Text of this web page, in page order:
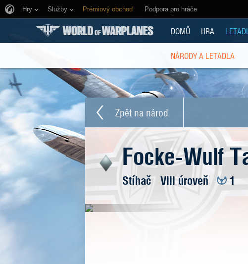
Hry Služby Prémiový obchod Podpora pro hráče
DOMŮ HRA
NÁRODY A LETADLA
Zpět na národ
Focke-Wulf
Stíhač VIII úroveň 1